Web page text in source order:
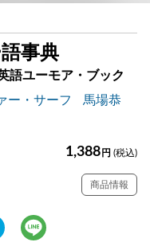
事典
語ユーモア・ブック
ー・サーフ
馬場恭
1,388 円 (税込)
商品情報